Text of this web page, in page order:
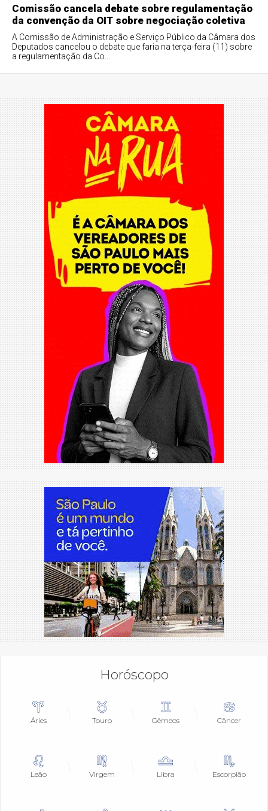
Comissão cancela debate sobre regulamentação
da convenção da OIT sobre negociação coletiva
A Comissão de Administração e Serviço Público da Câmara dos
Deputados cancelou o debate que faria na terça-feira (11) sobre
a regulamentação da Co...
Horóscopo
Áries Touro Gêmeos Câncer
Leão Virgem Libra Escorpião